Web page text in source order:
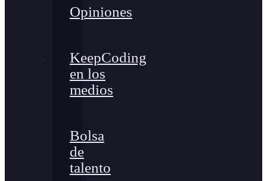
Opiniones
KeepCoding
en los
medios
Bolsa
de
talento